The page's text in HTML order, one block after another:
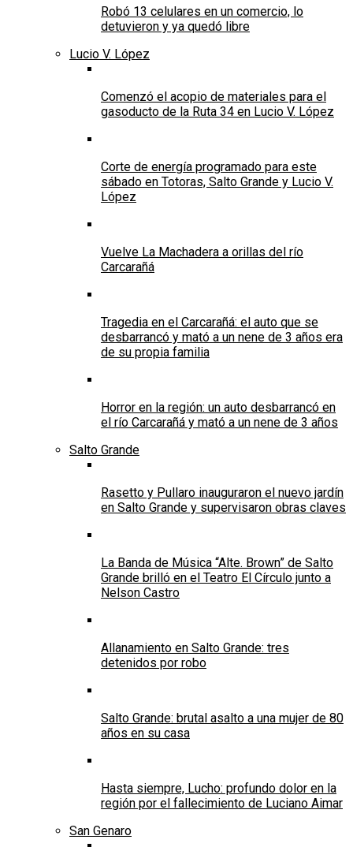
Robó 13 celulares en un comercio, lo
detuvieron y ya quedó libre
Lucio V. López
Comenzó el acopio de materiales para el
gasoducto de la Ruta 34 en Lucio V. López
Corte de energía programado para este
sábado en Totoras, Salto Grande y Lucio V.
López
Vuelve La Machadera a orillas del río
Carcarañá
Tragedia en el Carcarañá: el auto que se
desbarrancó y mató a un nene de 3 años era
de su propia familia
Horror en la región: un auto desbarrancó en
el río Carcarañá y mató a un nene de 3 años
Salto Grande
Rasetto y Pullaro inauguraron el nuevo jardín
en Salto Grande y supervisaron obras claves
La Banda de Música “Alte. Brown” de Salto
Grande brilló en el Teatro El Círculo junto a
Nelson Castro
Allanamiento en Salto Grande: tres
detenidos por robo
Salto Grande: brutal asalto a una mujer de 80
años en su casa
Hasta siempre, Lucho: profundo dolor en la
región por el fallecimiento de Luciano Aimar
San Genaro